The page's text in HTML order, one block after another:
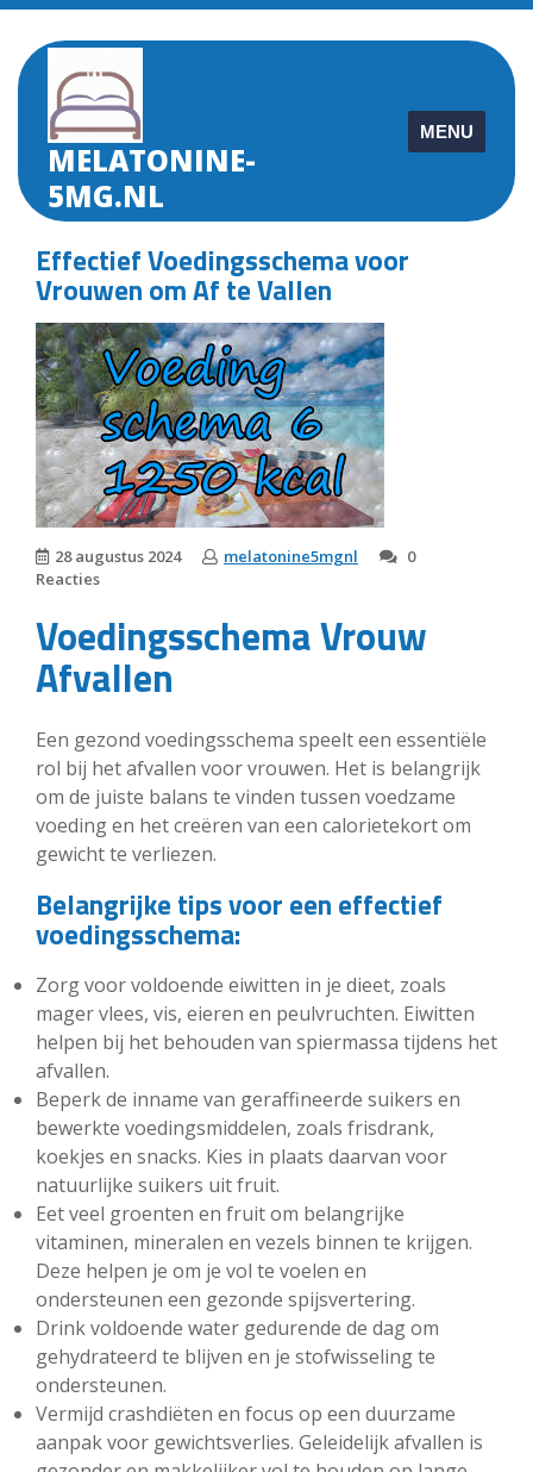
Skip
content
MELATONINE-
5MG.NL
MENU
Effectief Voedingsschema voor
Vrouwen om Af te Vallen
28 augustus 2024 melatonine5mgnl
0
Reacties
Voedingsschema Vrouw
Afvallen
Een gezond voedingsschema speelt een essentiële
rol bij het afvallen voor vrouwen. Het is belangrijk
om de juiste balans te vinden tussen voedzame
voeding en het creëren van een calorietekort om
gewicht te verliezen.
Belangrijke tips voor een effectief
voedingsschema:
Zorg voor voldoende eiwitten in je dieet, zoals
mager vlees, vis, eieren en peulvruchten. Eiwitten
helpen bij het behouden van spiermassa tijdens het
afvallen.
Beperk de inname van geraffineerde suikers en
bewerkte voedingsmiddelen, zoals frisdrank,
koekjes en snacks. Kies in plaats daarvan voor
natuurlijke suikers uit fruit.
Eet veel groenten en fruit om belangrijke
vitaminen, mineralen en vezels binnen te krijgen.
Deze helpen je om je vol te voelen en
ondersteunen een gezonde spijsvertering.
Drink voldoende water gedurende de dag om
gehydrateerd te blijven en je stofwisseling te
ondersteunen.
Vermijd crashdiëten en focus op een duurzame
aanpak voor gewichtsverlies. Geleidelijk afvallen is